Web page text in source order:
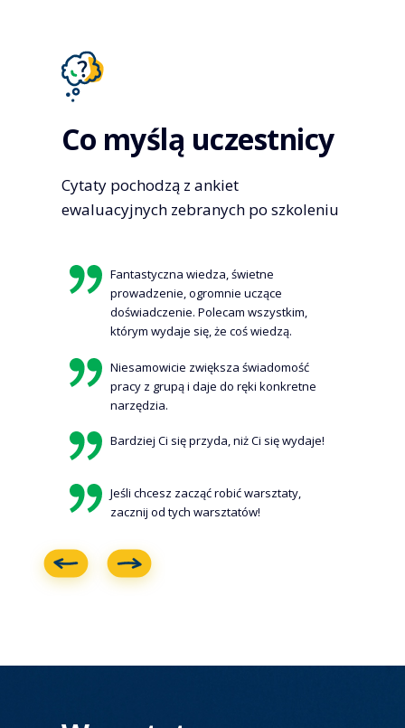
Co myślą uczestnicy
Cytaty pochodzą z ankiet
ewaluacyjnych zebranych po szkoleniu
Fantastyczna wiedza, świetne
prowadzenie, ogromnie uczące
doświadczenie. Polecam wszystkim,
którym wydaje się, że coś wiedzą.
Niesamowicie zwiększa świadomość
pracy z grupą i daje do ręki konkretne
narzędzia.
Bardziej Ci się przyda, niż Ci się wydaje!
Jeśli chcesz zacząć robić warsztaty,
zacznij od tych warsztatów!